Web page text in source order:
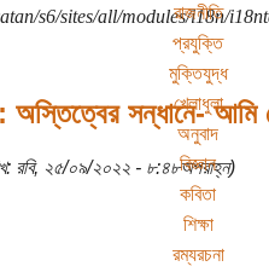
রাজনীতি
প্রযুক্তি
মুক্তিযুদ্ধ
খেলাধুলা
অনুবাদ
বিজ্ঞান
কবিতা
শিক্ষা
রম্যরচনা
s6/sites/all/modules/i18n/
অস্তিত্বের সন্ধানে-
রবি, ২৫/০৯/২০২২ - ৮:৪৮অপরাহ্ন)